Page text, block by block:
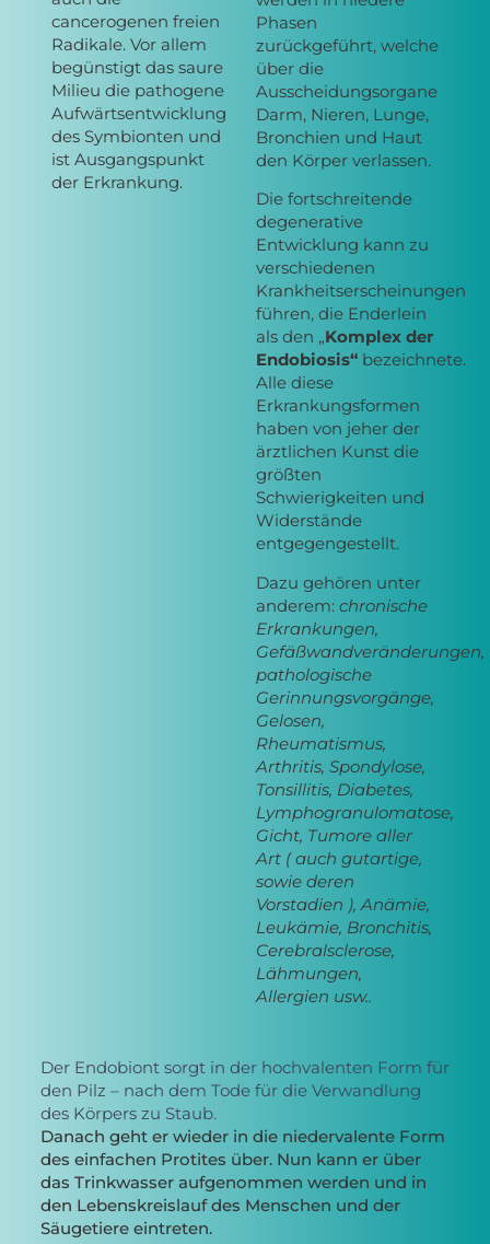
Der Endobiont sorgt in der hochvalenten Form für
den Pilz – nach dem Tode für die Verwandlung
des Körpers zu Staub.
Danach geht er wieder in die niedervalente Form
des einfachen Protites über. Nun kann er über
das Trinkwasser aufgenommen werden und in
den Lebenskreislauf des Menschen und der
Säugetiere eintreten.
cancerogenen freien
Radikale. Vor allem
begünstigt das saure
Milieu die pathogene
Aufwärtsentwicklung
des Symbionten und
ist Ausgangspunkt
der Erkrankung.
Phasen
zurückgeführt, welche
über die
Ausscheidungsorgane
Darm, Nieren, Lunge,
Bronchien und Haut
den Körper verlassen.
Die fortschreitende
degenerative
Entwicklung kann zu
verschiedenen
Krankheitserscheinungen
führen, die Enderlein
als den „Komplex der
Endobiosis“ bezeichnete.
Alle diese
Erkrankungsformen
haben von jeher der
ärztlichen Kunst die
größten
Schwierigkeiten und
Widerstände
entgegengestellt.
Dazu gehören unter
anderem: chronische
Erkrankungen,
Gefäßwandveränderungen,
pathologische
Gerinnungsvorgänge,
Gelosen,
Rheumatismus,
Arthritis, Spondylose,
Tonsillitis, Diabetes,
Lymphogranulomatose,
Gicht, Tumore aller
Art ( auch gutartige,
sowie deren
Vorstadien ), Anämie,
Leukämie, Bronchitis,
Cerebralsclerose,
Lähmungen,
Allergien usw..